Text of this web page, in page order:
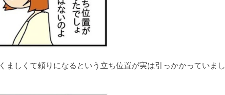
ましくて頼りになるという立ち位置が実は引っかかっていまし